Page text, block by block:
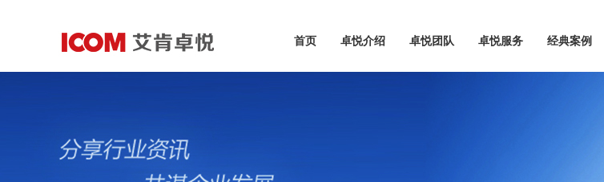
首页 卓悦介绍 卓悦团队 卓悦服务 经典案例